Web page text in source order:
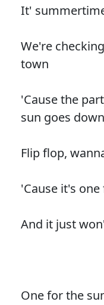
It'
We're
town
'Cause the
sun goes down
Flip flop,
'Cause it's
And it just
One for the